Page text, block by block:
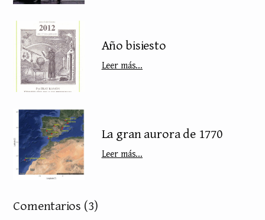
Año bisiesto
Leer más...
La gran aurora de 1770
Leer más...
Comentarios (3)